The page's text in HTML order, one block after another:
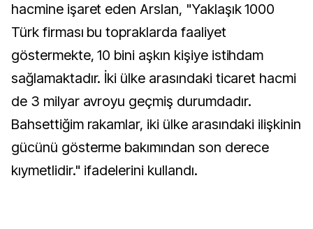
hacmine işaret eden Arslan, "Yaklaşık 1000
Türk firması bu topraklarda faaliyet
göstermekte, 10 bini aşkın kişiye istihdam
sağlamaktadır. İki ülke arasındaki ticaret hacmi
de 3 milyar avroyu geçmiş durumdadır.
Bahsettiğim rakamlar, iki ülke arasındaki ilişkinin
gücünü gösterme bakımından son derece
kıymetlidir." ifadelerini kullandı.